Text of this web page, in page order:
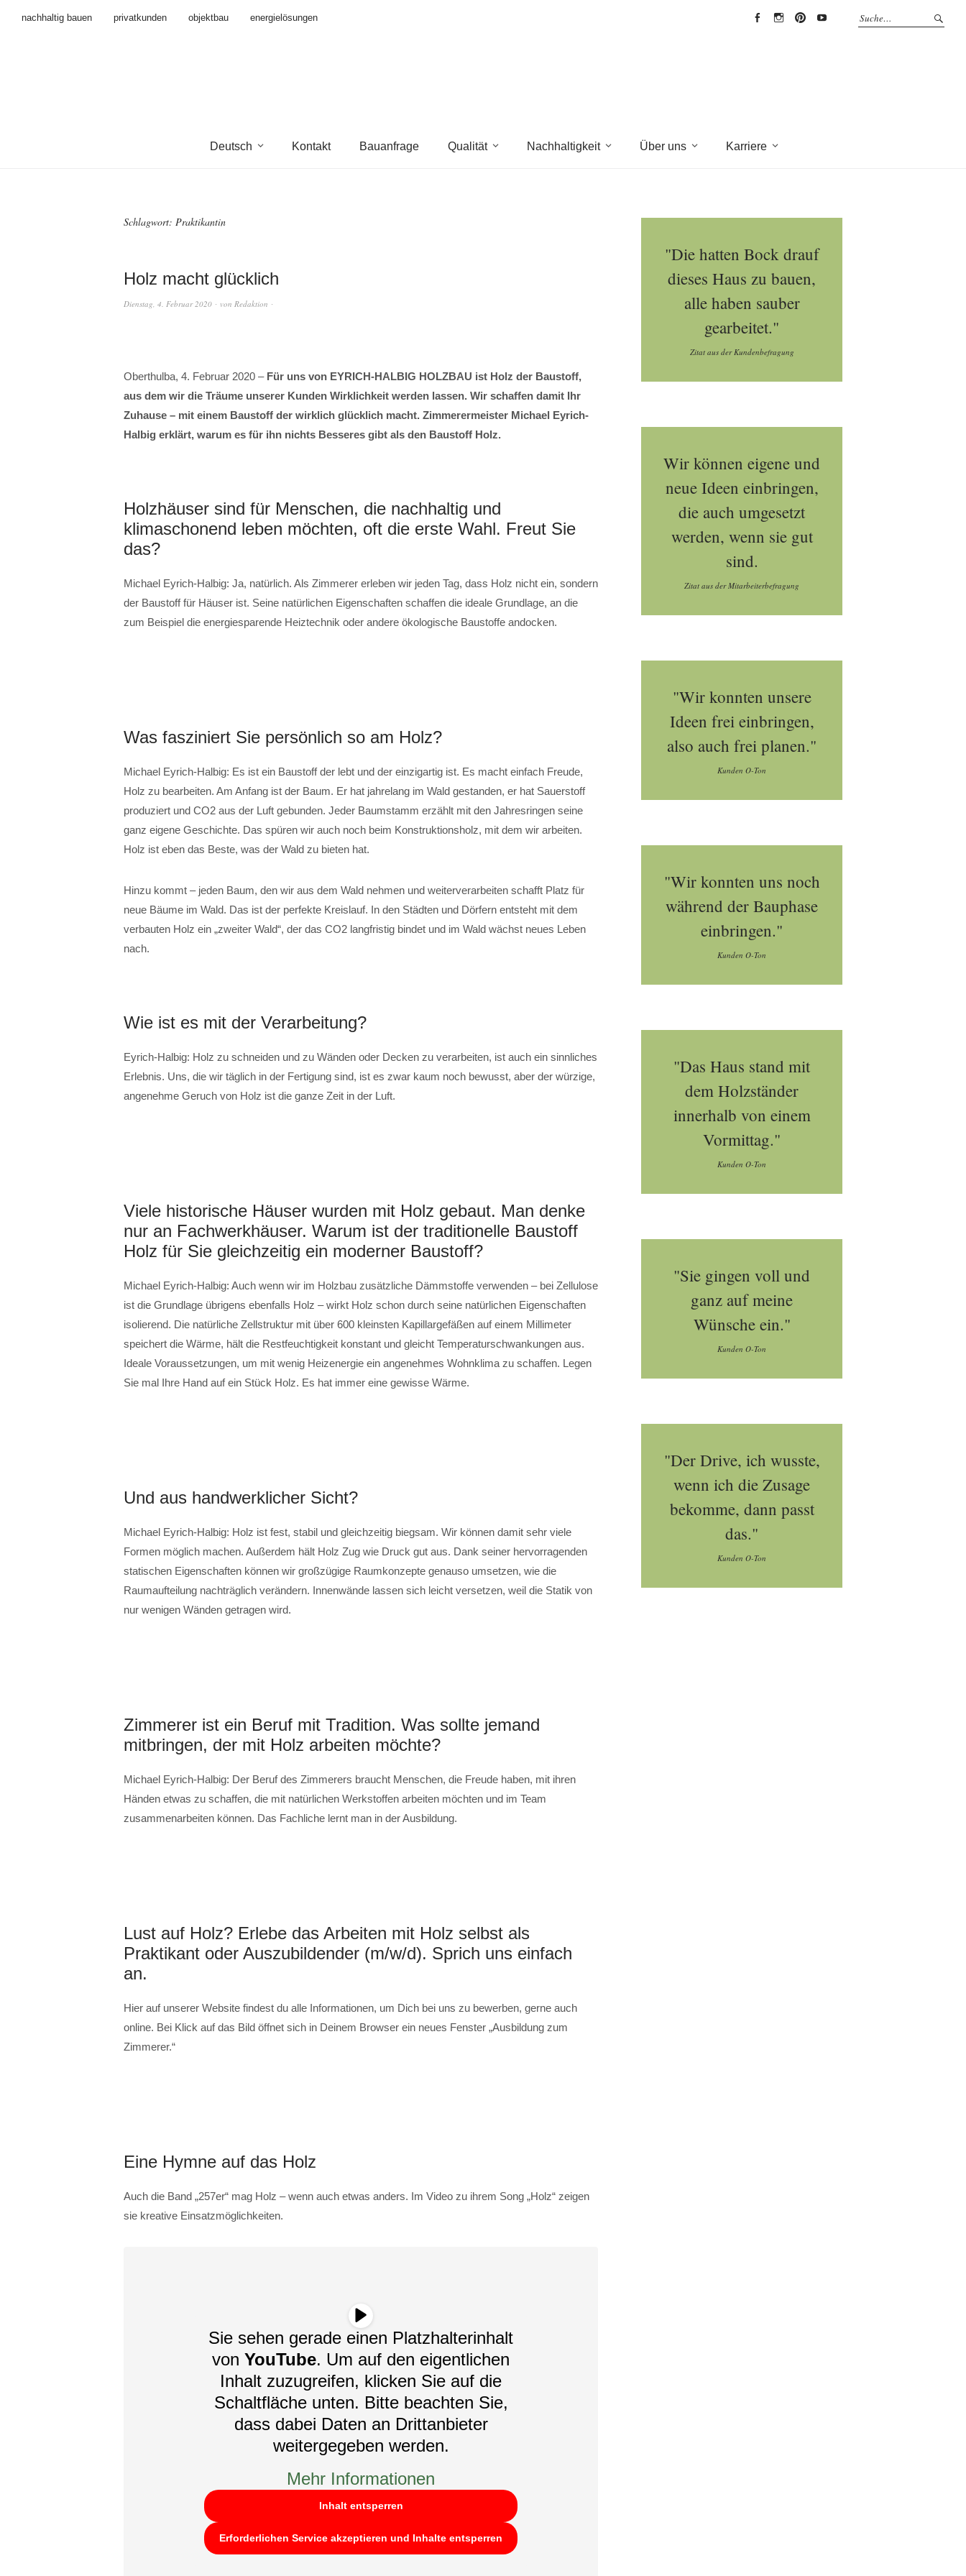
nachhaltig bauen privatkunden objektbau
energielösungen
Deutsch Kontakt Bauanfrage Qualität Nachhaltigkeit Über uns Karriere
Schlagwort: Praktikantin
Holz macht glücklich
Dienstag, 4. Februar 2020 von Redaktion
Oberthulba, 4. Februar 2020 – Für uns von EYRICH-HALBIG HOLZBAU ist Holz der Baustoff,
aus dem wir die Träume unserer Kunden Wirklichkeit werden lassen. Wir schaffen damit Ihr
Zuhause – mit einem Baustoff der wirklich glücklich macht. Zimmerermeister Michael Eyrich-
Halbig erklärt, warum es für ihn nichts Besseres gibt als den Baustoff Holz.
Holzhäuser sind für Menschen, die nachhaltig und
klimaschonend leben möchten, oft die erste Wahl. Freut Sie
das?
Michael Eyrich-Halbig: Ja, natürlich. Als Zimmerer erleben wir jeden Tag, dass Holz nicht ein, sondern
der Baustoff für Häuser ist. Seine natürlichen Eigenschaften schaffen die ideale Grundlage, an die
zum Beispiel die energiesparende Heiztechnik oder andere ökologische Baustoffe andocken.
Was fasziniert Sie persönlich so am Holz?
Michael Eyrich-Halbig: Es ist ein Baustoff der lebt und der einzigartig ist. Es macht einfach Freude,
Holz zu bearbeiten. Am Anfang ist der Baum. Er hat jahrelang im Wald gestanden, er hat Sauerstoff
produziert und CO2 aus der Luft gebunden. Jeder Baumstamm erzählt mit den Jahresringen seine
ganz eigene Geschichte. Das spüren wir auch noch beim Konstruktionsholz, mit dem wir arbeiten.
Holz ist eben das Beste, was der Wald zu bieten hat.
Hinzu kommt – jeden Baum, den wir aus dem Wald nehmen und weiterverarbeiten schafft Platz für
neue Bäume im Wald. Das ist der perfekte Kreislauf. In den Städten und Dörfern entsteht mit dem
verbauten Holz ein „zweiter Wald“, der das CO2 langfristig bindet und im Wald wächst neues Leben
nach.
Wie ist es mit der Verarbeitung?
Eyrich-Halbig: Holz zu schneiden und zu Wänden oder Decken zu verarbeiten, ist auch ein sinnliches
Erlebnis. Uns, die wir täglich in der Fertigung sind, ist es zwar kaum noch bewusst, aber der würzige,
angenehme Geruch von Holz ist die ganze Zeit in der Luft.
Viele historische Häuser wurden mit Holz gebaut. Man denke
nur an Fachwerkhäuser. Warum ist der traditionelle Baustoff
Holz für Sie gleichzeitig ein moderner Baustoff?
Michael Eyrich-Halbig: Auch wenn wir im Holzbau zusätzliche Dämmstoffe verwenden – bei Zellulose
ist die Grundlage übrigens ebenfalls Holz – wirkt Holz schon durch seine natürlichen Eigenschaften
isolierend. Die natürliche Zellstruktur mit über 600 kleinsten Kapillargefäßen auf einem Millimeter
speichert die Wärme, hält die Restfeuchtigkeit konstant und gleicht Temperaturschwankungen aus.
Ideale Voraussetzungen, um mit wenig Heizenergie ein angenehmes Wohnklima zu schaffen. Legen
Sie mal Ihre Hand auf ein Stück Holz. Es hat immer eine gewisse Wärme.
Und aus handwerklicher Sicht?
Michael Eyrich-Halbig: Holz ist fest, stabil und gleichzeitig biegsam. Wir können damit sehr viele
Formen möglich machen. Außerdem hält Holz Zug wie Druck gut aus. Dank seiner hervorragenden
statischen Eigenschaften können wir großzügige Raumkonzepte genauso umsetzen, wie die
Raumaufteilung nachträglich verändern. Innenwände lassen sich leicht versetzen, weil die Statik von
nur wenigen Wänden getragen wird.
Zimmerer ist ein Beruf mit Tradition. Was sollte jemand
mitbringen, der mit Holz arbeiten möchte?
Michael Eyrich-Halbig: Der Beruf des Zimmerers braucht Menschen, die Freude haben, mit ihren
Händen etwas zu schaffen, die mit natürlichen Werkstoffen arbeiten möchten und im Team
zusammenarbeiten können. Das Fachliche lernt man in der Ausbildung.
Lust auf Holz? Erlebe das Arbeiten mit Holz selbst als
Praktikant oder Auszubildender (m/w/d). Sprich uns einfach
an.
Hier auf unserer Website findest du alle Informationen, um Dich bei uns zu bewerben, gerne auch
online. Bei Klick auf das Bild öffnet sich in Deinem Browser ein neues Fenster „Ausbildung zum
Zimmerer.“
Eine Hymne auf das Holz
Auch die Band „257er“ mag Holz – wenn auch etwas anders. Im Video zu ihrem Song „Holz“ zeigen
sie kreative Einsatzmöglichkeiten.
Sie sehen gerade einen Platzhalterinhalt
von YouTube. Um auf den eigentlichen
Inhalt zuzugreifen, klicken Sie auf die
Schaltfläche unten. Bitte beachten Sie,
dass dabei Daten an Drittanbieter
weitergegeben werden.
Mehr Informationen
Inhalt entsperren
Erforderlichen Service akzeptieren und Inhalte entsperren
"Die hatten Bock drauf
dieses Haus zu bauen,
alle haben sauber
gearbeitet."
Zitat aus der Kundenbefragung
Wir können eigene und
neue Ideen einbringen,
die auch umgesetzt
werden, wenn sie gut
sind.
Zitat aus der Mitarbeiterbefragung
"Wir konnten unsere
Ideen frei einbringen,
also auch frei planen."
Kunden O-Ton
"Wir konnten uns noch
während der Bauphase
einbringen."
Kunden O-Ton
"Das Haus stand mit
dem Holzständer
innerhalb von einem
Vormittag."
Kunden O-Ton
"Sie gingen voll und
ganz auf meine
Wünsche ein."
Kunden O-Ton
"Der Drive, ich wusste,
wenn ich die Zusage
bekomme, dann passt
das."
Kunden O-Ton